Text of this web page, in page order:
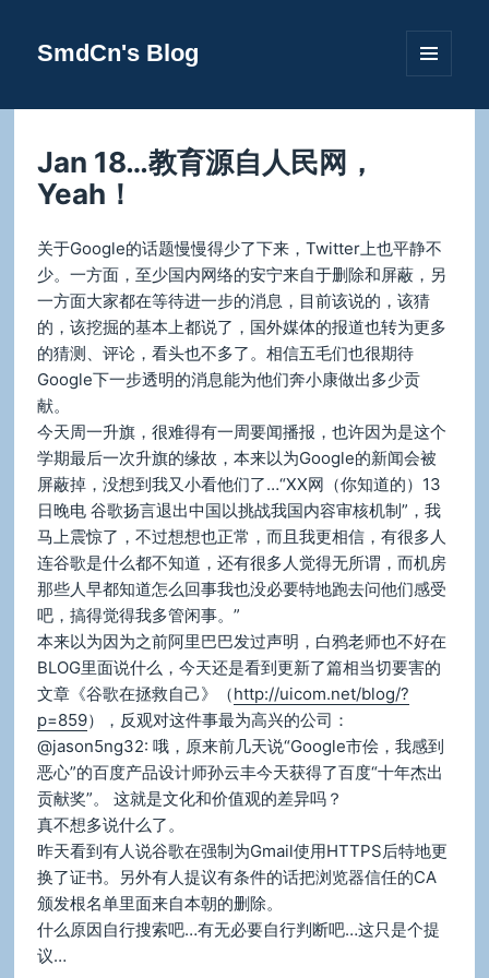
SmdCn's Blog
Jan 18…教育源自人民网，
Yeah！
关于Google的话题慢慢得少了下来，Twitter上也平静不
少。一方面，至少国内网络的安宁来自于删除和屏蔽，另
一方面大家都在等待进一步的消息，目前该说的，该猜
的，该挖掘的基本上都说了，国外媒体的报道也转为更多
的猜测、评论，看头也不多了。相信五毛们也很期待
Google下一步透明的消息能为他们奔小康做出多少贡
献。
今天周一升旗，很难得有一周要闻播报，也许因为是这个
学期最后一次升旗的缘故，本来以为Google的新闻会被
屏蔽掉，没想到我又小看他们了…“XX网（你知道的）13
日晚电 谷歌扬言退出中国以挑战我国内容审核机制”，我
马上震惊了，不过想想也正常，而且我更相信，有很多人
连谷歌是什么都不知道，还有很多人觉得无所谓，而机房
那些人早都知道怎么回事我也没必要特地跑去问他们感受
吧，搞得觉得我多管闲事。”
本来以为因为之前阿里巴巴发过声明，白鸦老师也不好在
BLOG里面说什么，今天还是看到更新了篇相当切要害的
文章《谷歌在拯救自己》（http://uicom.net/blog/?
p=859），反观对这件事最为高兴的公司：
@jason5ng32: 哦，原来前几天说“Google市侩，我感到
恶心”的百度产品设计师孙云丰今天获得了百度“十年杰出
贡献奖”。 这就是文化和价值观的差异吗？
真不想多说什么了。
昨天看到有人说谷歌在强制为Gmail使用HTTPS后特地更
换了证书。另外有人提议有条件的话把浏览器信任的CA
颁发根名单里面来自本朝的删除。
什么原因自行搜索吧…有无必要自行判断吧…这只是个提
议…